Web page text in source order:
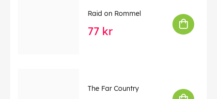
Raid on Rommel
77 kr
The Far Country